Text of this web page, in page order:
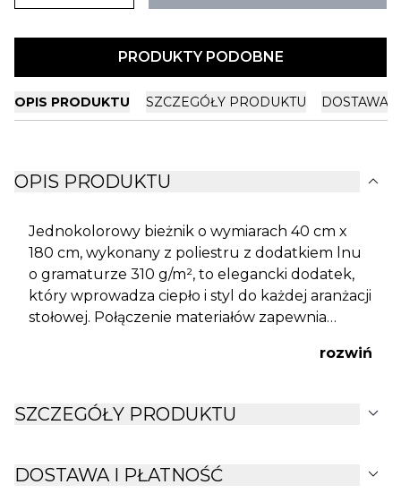
PRODUKTY PODOBNE
OPIS PRODUKTU SZCZEGÓŁY PRODUKTU DOSTAWA
OPIS PRODUKTU expand_more
Jednokolorowy bieżnik o wymiarach 40 cm x
180 cm, wykonany z poliestru z dodatkiem lnu
o gramaturze 310 g/m², to elegancki dodatek,
który wprowadza ciepło i styl do każdej aranżacji
stołowej. Połączenie materiałów zapewnia
naturalny wygląd lnu dodaje mu wyjątkowego
rozwiń
SZCZEGÓŁY PRODUKTU expand_more
DOSTAWA I PŁATNOŚĆ expand_more